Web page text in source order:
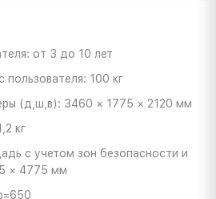
от 3 до 10 лет
пользователя: 100 кг
(д,ш,в): 3460 × 1775 × 2120 мм
кг
с учетом зон безопасности и
× 4775 мм